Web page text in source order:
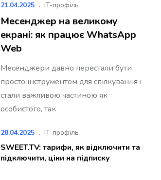
21.04.2025 IT-профіль
Месенджер на великому
екрані: як працює WhatsApp
Web
Месенджери давно перестали бути
просто інструментом для спілкування і
стали важливою частиною як
особистого, так
28.04.2025 IT-профіль
SWEET.TV: тарифи, як відключити та
підключити, ціни на підписку